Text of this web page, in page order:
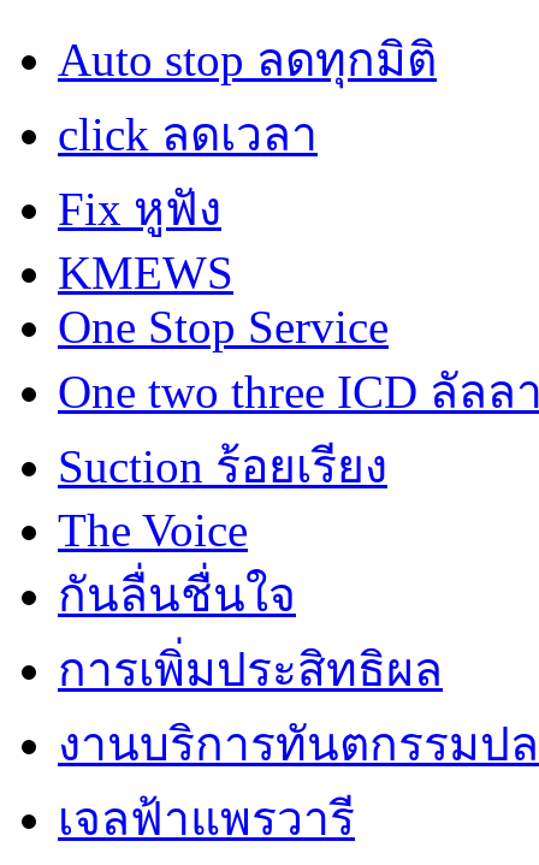
Auto stop ลดทุกมิติ
click ลดเวลา
Fix หูฟัง
KMEWS
One Stop Service
One two three ICD ลัลล
Suction ร้อยเรียง
The Voice
กันลื่นชื่นใจ
การเพิ่มประสิทธิผล
งานบริการทันตกรรมป
เจลฟ้าแพรวารี